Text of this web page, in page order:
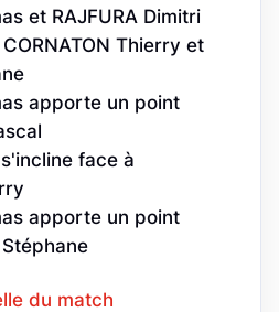
et RAJFURA Dimitri
Thierry et
apporte un point
face à
apporte un point
du match